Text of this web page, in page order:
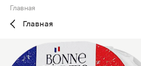
Главная
Главная